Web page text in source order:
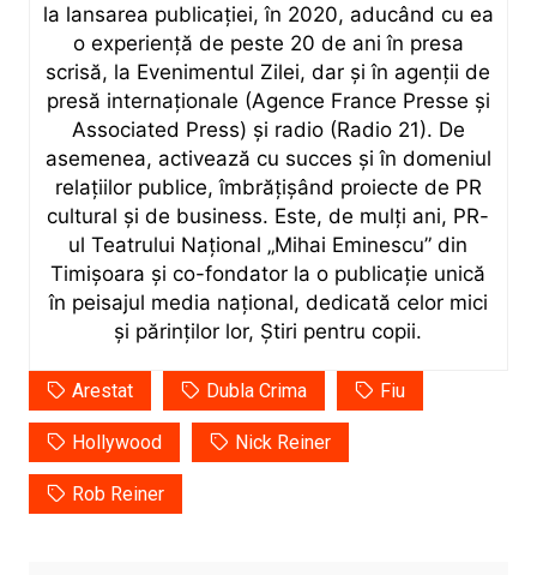
la lansarea publicației, în 2020, aducând cu ea
o experiență de peste 20 de ani în presa
scrisă, la Evenimentul Zilei, dar și în agenții de
presă internaționale (Agence France Presse și
Associated Press) și radio (Radio 21). De
asemenea, activează cu succes și în domeniul
relațiilor publice, îmbrățișând proiecte de PR
cultural și de business. Este, de mulți ani, PR-
ul Teatrului Național „Mihai Eminescu” din
Timișoara și co-fondator la o publicație unică
în peisajul media național, dedicată celor mici
și părinților lor, Știri pentru copii.
Arestat Dubla Crima Fiu
Hollywood Nick Reiner
Rob Reiner